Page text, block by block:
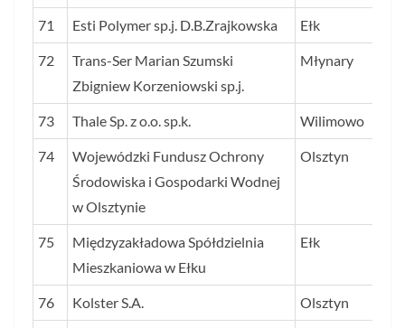
71 Esti Polymer sp.j. D.B.Zrajkowska Ełk
72
Trans-Ser Marian Szumski
Zbigniew Korzeniowski sp.j.
Młynary
73 Thale Sp. z o.o. sp.k. Wilimowo
74
Wojewódzki Fundusz Ochrony
Środowiska i Gospodarki Wodnej
w Olsztynie
Olsztyn
75
Międzyzakładowa Spółdzielnia
Mieszkaniowa w Ełku
Ełk
76 Kolster S.A. Olsztyn